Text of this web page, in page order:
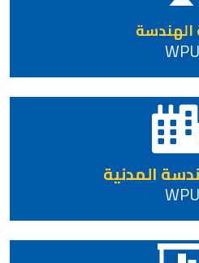
الهندسة
WPU
المدنية
WPU